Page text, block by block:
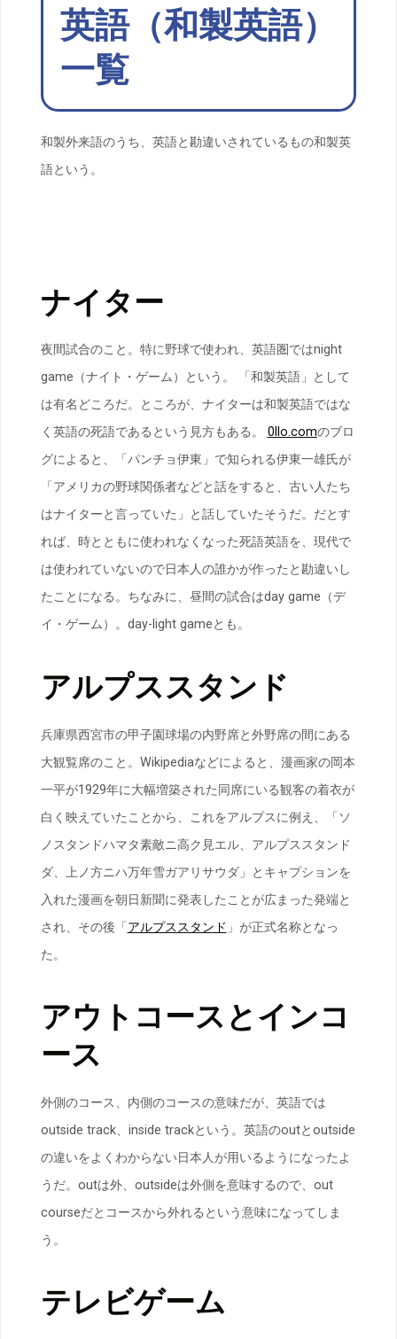
英語（和製英語）
一覧
和製外来語のうち、英語と勘違いされているもの和製英
語という。
ナイター
夜間試合のこと。特に野球で使われ、英語圏ではnight
game（ナイト・ゲーム）という。 「和製英語」として
は有名どころだ。ところが、ナイターは和製英語ではな
く英語の死語であるという見方もある。 0llo.comのブロ
グによると、「パンチョ伊東」で知られる伊東一雄氏が
「アメリカの野球関係者などと話をすると、古い人たち
はナイターと言っていた」と話していたそうだ。だとす
れば、時とともに使われなくなった死語英語を、現代で
は使われていないので日本人の誰かが作ったと勘違いし
たことになる。ちなみに、昼間の試合はday game（デ
イ・ゲーム）。day-light gameとも。
アルプススタンド
兵庫県西宮市の甲子園球場の内野席と外野席の間にある
大観覧席のこと。Wikipediaなどによると、漫画家の岡本
一平が1929年に大幅増築された同席にいる観客の着衣が
白く映えていたことから、これをアルプスに例え、「ソ
ノスタンドハマタ素敵ニ高ク見エル、アルプススタンド
ダ、上ノ方ニハ万年雪ガアリサウダ」とキャプションを
入れた漫画を朝日新聞に発表したことが広まった発端と
され、その後「 アルプススタンド 」が正式名称となっ
た。
アウトコースとインコ
ース
外側のコース、内側のコースの意味だが、英語では
outside track、inside trackという。英語のoutとoutside
の違いをよくわからない日本人が用いるようになったよ
うだ。outは外、outsideは外側を意味するので、out
courseだとコースから外れるという意味になってしま
う。
テレビゲーム